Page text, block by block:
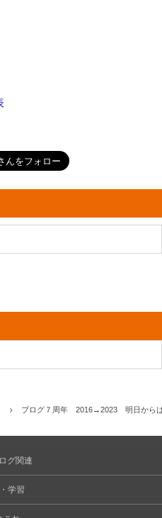
ブログ７周年 2016→2023 明日からは
グ関連
学習